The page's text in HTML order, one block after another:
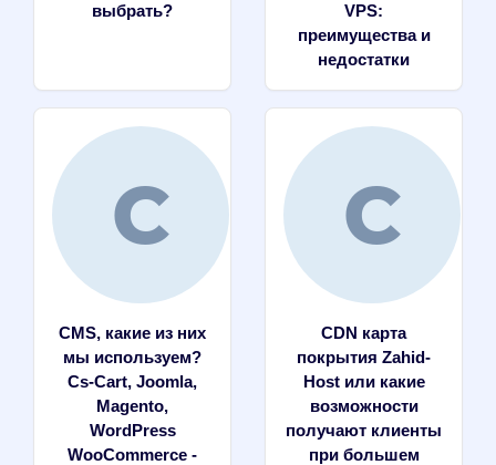
выбрать?
VPS:
преимущества и
недостатки
CMS, какие из них
мы используем?
Сs-Cart, Joomla,
Magento,
WordPress
WooCommerce -
CDN карта
покрытия Zahid-
Host или какие
возможности
получают клиенты
при большем